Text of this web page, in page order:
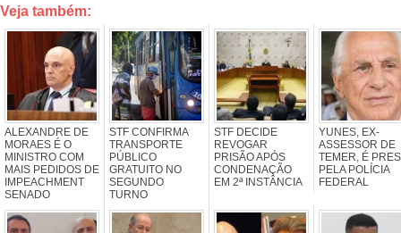
Veja também:
ALEXANDRE DE
MORAES É O
MINISTRO COM
MAIS PEDIDOS DE
IMPEACHMENT
SENADO
STF CONFIRMA
TRANSPORTE
PÚBLICO
GRATUITO NO
SEGUNDO
TURNO
STF DECIDE
REVOGAR
PRISÃO APÓS
CONDENAÇÃO
EM 2ª INSTÂNCIA
YUNES, EX-
ASSESSOR DE
TEMER, É
PELA POLÍCIA
FEDERAL